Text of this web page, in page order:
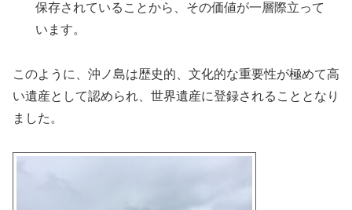
保存されていることから、その価値が一層際立って
います。
このように、沖ノ島は歴史的、文化的な重要性が極めて高
い遺産として認められ、世界遺産に登録されることとなり
ました。